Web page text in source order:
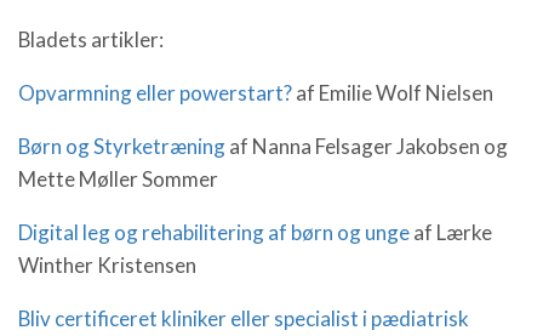
Bladets artikler:
Opvarmning eller powerstart?af Emilie Wolf Nielsen
Børn og Styrketræningaf Nanna Felsager Jakobsen og
Mette Møller Sommer
Digital leg og rehabilitering af børn og ungeaf Lærke
Winther Kristensen
Bliv certificeret kliniker eller specialist i pædiatrisk